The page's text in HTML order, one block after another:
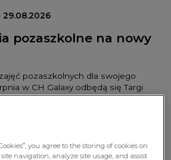
29.08.2026
pozaszkolne na nowy
pozaszkolnych dla swojego
w CH Galaxy odbędą się Targi
12.09.2026
you agree to the storing of cookies on
navigation, analyze site usage, and assist